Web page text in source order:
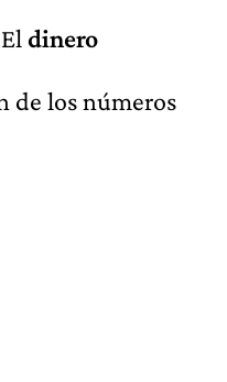
dinero
de los números